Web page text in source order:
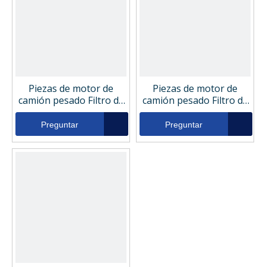
Piezas de motor de
camión pesado Filtro de
presión de filtro de
aceite hidráulico 51591
Preguntar
Piezas de motor de
camión pesado Filtro de
presión de filtro de
aceite hidráulico 4P2839
Preguntar